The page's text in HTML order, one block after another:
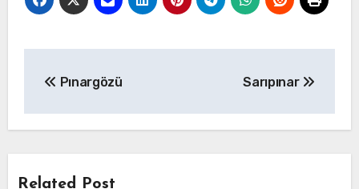
gezinmesi
Pınargözü Sarıpınar
Related Post